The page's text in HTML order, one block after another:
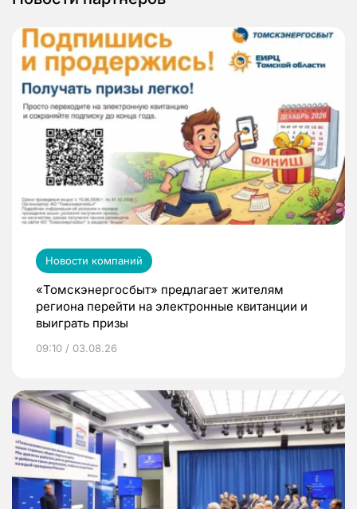
Новости компаний
«Томскэнергосбыт» предлагает жителям
региона перейти на электронные квитанции и
выиграть призы
09:10 / 03.08.26